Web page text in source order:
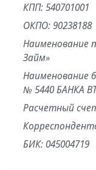
КПП: 540701001
ОКПО: 90238188
Наименование
Займ»
Наименование
№ 5440 БАНКА
Расчетный
БИК: 045004719